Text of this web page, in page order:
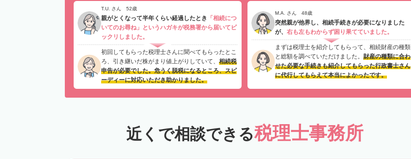
T.U. さん 52歳
親がとくなって半年くらい経過したとき
「相続につ
いてのお尋ね」というハガキが税務署から届いてビ
ックリしました。
初回してもらった税理士さんに聞べてもらったとこ
ろ、引き継いだ株がまり値上がりしていて、 相続税
申告が必要でした。危うく脱税になるところ、スピ
ーディーに対応いただき助かりました。
M.A. さん 48歳
突然親が他界し、相続手続きが必要になりました
が、 右も左もわからず困り果てていました。
まずは税理士を紹介してもらって、相続財産の種類
と総額を調べていただけました。 財産の種類に合わ
せた必要な手続きも紹介してもらった行政書士さん
に代行してもらえて本当によかったです。
近くで相談できる税理士事務所